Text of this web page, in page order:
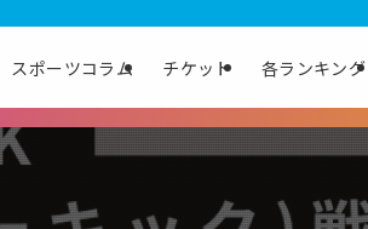
スポーツコラム チケット 各ランキング